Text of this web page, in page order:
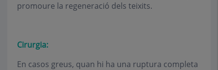
promoure la regeneració dels teixits.
Cirurgia:
En casos greus, quan hi ha una ruptura completa